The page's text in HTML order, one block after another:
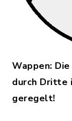
Wappen:
durch Dritte
geregelt!